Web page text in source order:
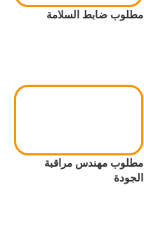
مطلوب ضابط السلامة
مطلوب مهندس مراقبة
الجودة